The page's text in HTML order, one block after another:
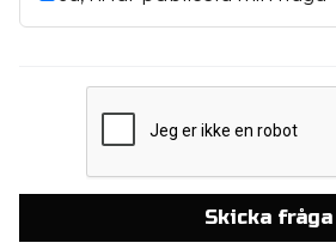
Skicka fråga